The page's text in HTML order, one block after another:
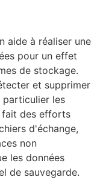
aide à réaliser une
pour un effet
de stockage.
et supprimer
particulier les
fait des efforts
d'échange,
non
les données
de sauvegarde.